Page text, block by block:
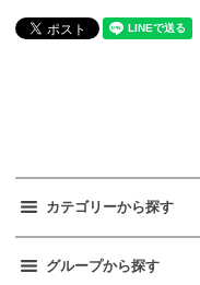
カテゴリーから探す
グループから探す